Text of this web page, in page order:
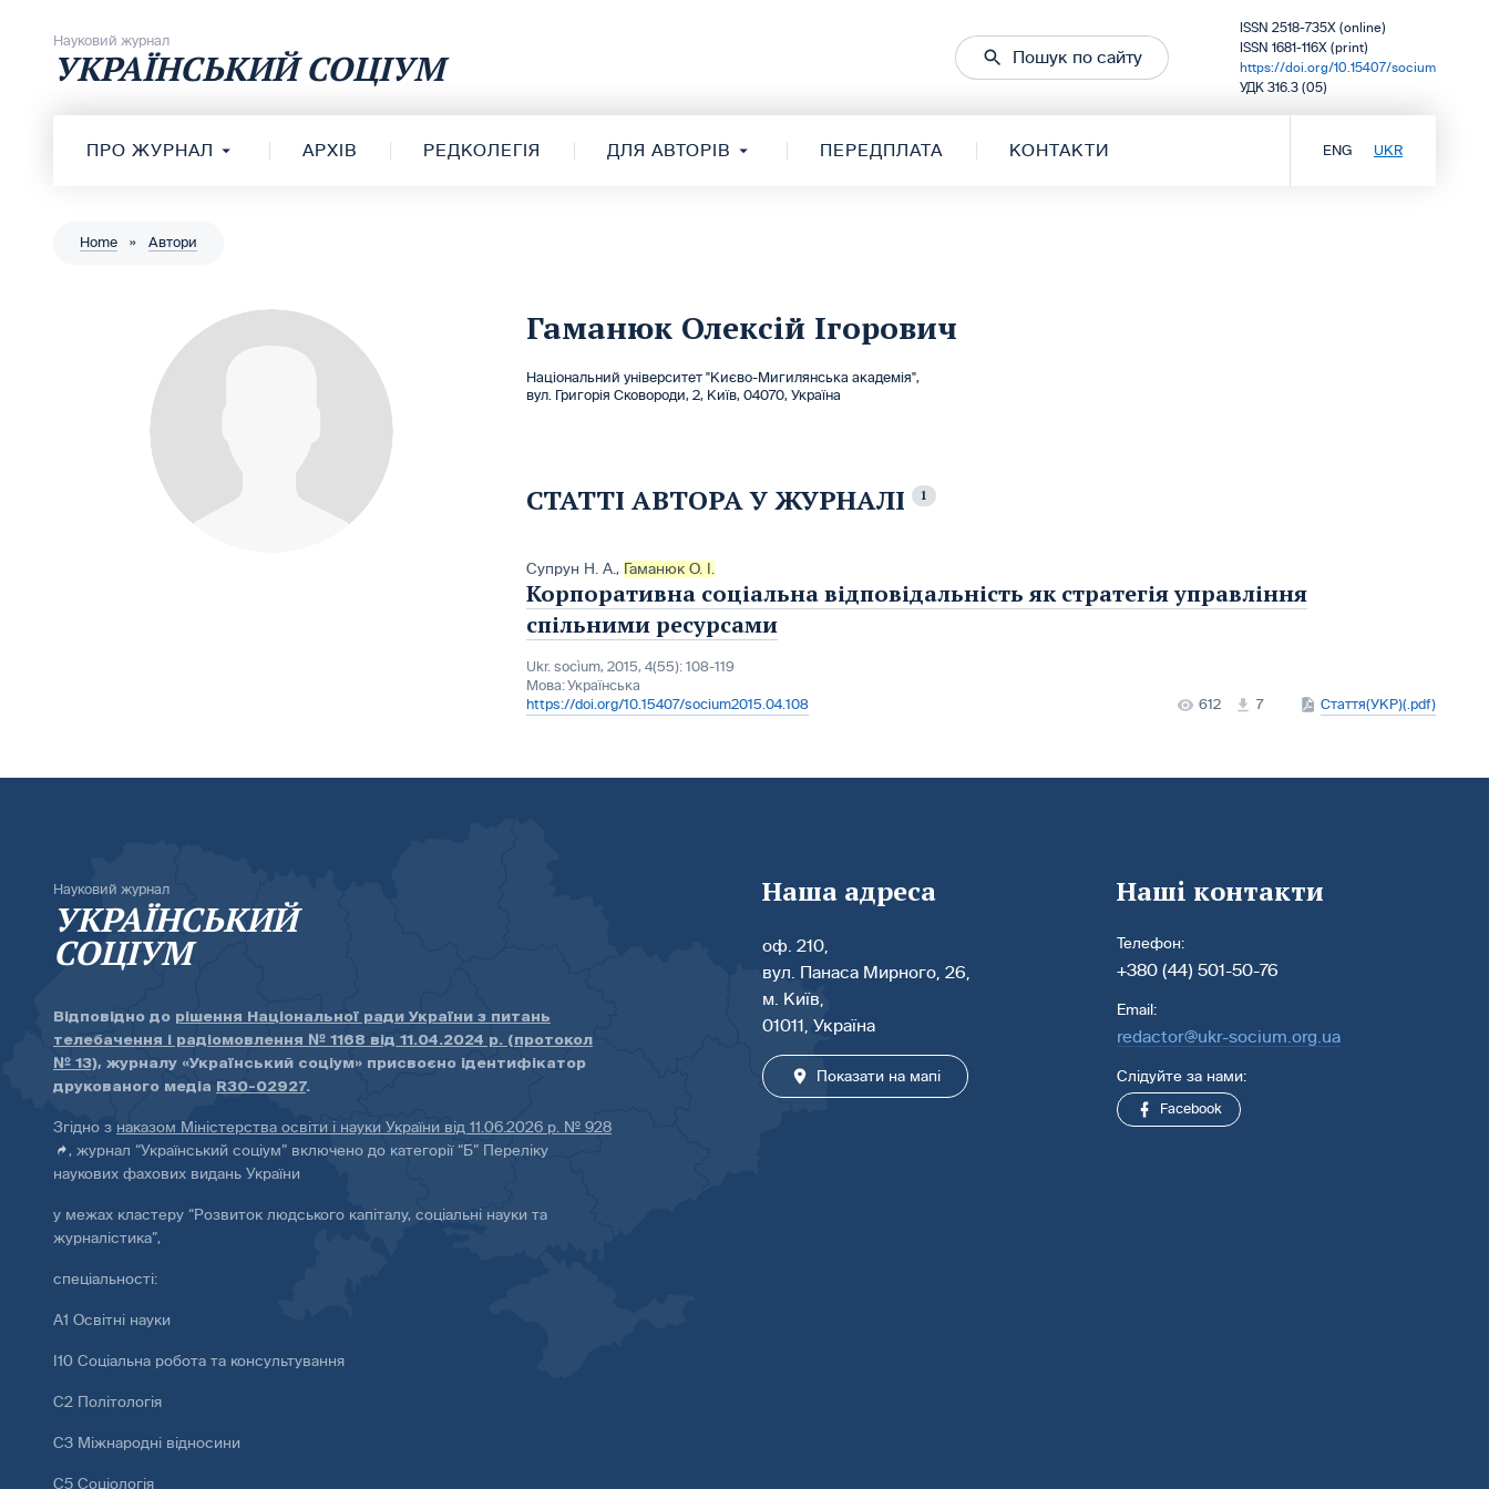
Науковий журнал
УКРАЇНСЬКИЙ СОЦІУМ Пошук по сайту
ISSN 2518-735X (online)
ISSN 1681-116X (print)
https://doi.org/10.15407/socium
УДК 316.3 (05)
ПРО ЖУРНАЛ АРХІВ РЕДКОЛЕГІЯ ДЛЯ АВТОРІВ ПЕРЕДПЛАТА КОНТАКТИ ENG UKR
Home » Автори
Гаманюк Олексій Ігорович
Національний університет "Києво-Мигилянська академія",
вул. Григорія Сковороди, 2, Київ, 04070, Україна
СТАТТІ АВТОРА У ЖУРНАЛІ 1
Супрун Н. А., Гаманюк О. І.
Корпоративна соціальна відповідальність як стратегія управління
спільними ресурсами
Ukr. socìum, 2015, 4(55): 108-119
Мова:Українська
https://doi.org/10.15407/socium2015.04.108
612 7 Стаття(УКР)(.pdf)
Науковий журнал
УКРАЇНСЬКИЙ
СОЦІУМ
Відповідно до рішення Національної ради України з питань
телебачення і радіомовлення № 1168 від 11.04.2024 р. (протокол
№ 13), журналу «Український соціум» присвоєно ідентифікатор
друкованого медіа R30-02927.
Згідно з наказом Міністерства освіти і науки України від 11.06.2026 р. № 928
, журнал “Український соціум” включено до категорії “Б” Переліку
наукових фахових видань України
у межах кластеру “Розвиток людського капіталу, соціальні науки та
журналістика”,
спеціальності:
А1 Освітні науки
І10 Соціальна робота та консультування
С2 Політологія
С3 Міжнародні відносини
С5 Соціологія
Наша адреса
оф. 210,
вул. Панаса Мирного, 26,
м. Київ,
01011, Україна
Показати на мапі
Наші контакти
Телефон:
+380 (44) 501-50-76
Email:
redactor@ukr-socium.org.ua
Слідуйте за нами:
Facebook